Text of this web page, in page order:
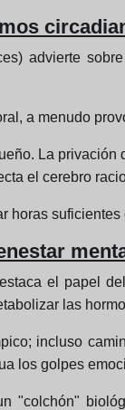
advierte
a menudo
La
el cerebro
horas
el papel
las
incluso
los golpes
"colchón"